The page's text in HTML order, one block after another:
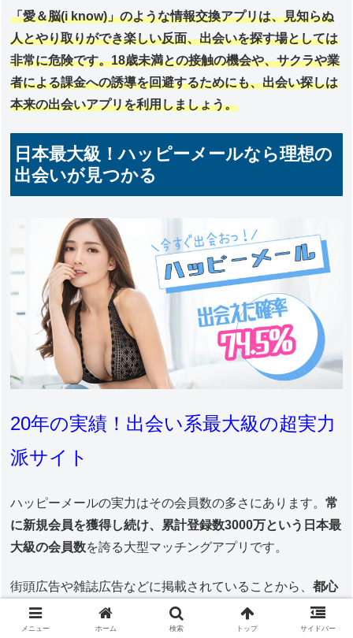
「愛＆脳(i know)」のような情報交換アプリは、見知らぬ
人とやり取りができ楽しい反面、出会いを探す場としては
非常に危険です。18歳未満との接触の機会や、サクラや業
者による課金への誘導を回避するためにも、出会い探しは
本来の出会いアプリを利用しましょう。
日本最大級！ハッピーメールなら理想の
出会いが見つかる
20年の実績！出会い系最大級の超実力
派サイト
ハッピーメールの実力はその会員数の多さにあります。常
に新規会員を獲得し続け、累計登録数3000万という日本最
大級の会員数を誇る大型マッチングアプリです。
街頭広告や雑誌広告などに掲載されていることから、都心
部だけでなく、地方在住の会員も多く、誰でもすぐに会え
るお相手を探すことが可能。
メニュー ホーム 検索 トップ サイドバー